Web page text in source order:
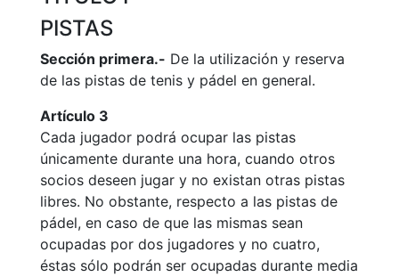
Campeonato
Social de Tenis
Cuadros de
Juego
Cuadro de
Honor
Histórico del
Campeonato
Social
Fotos
Normativa
PISTAS
Sección primera.- De la utilización y reserva
de las pistas de tenis y pádel en general.
Artículo 3
Cada jugador podrá ocupar las pistas
únicamente durante una hora, cuando otros
socios deseen jugar y no existan otras pistas
libres. No obstante, respecto a las pistas de
pádel, en caso de que las mismas sean
ocupadas por dos jugadores y no cuatro,
éstas sólo podrán ser ocupadas durante media